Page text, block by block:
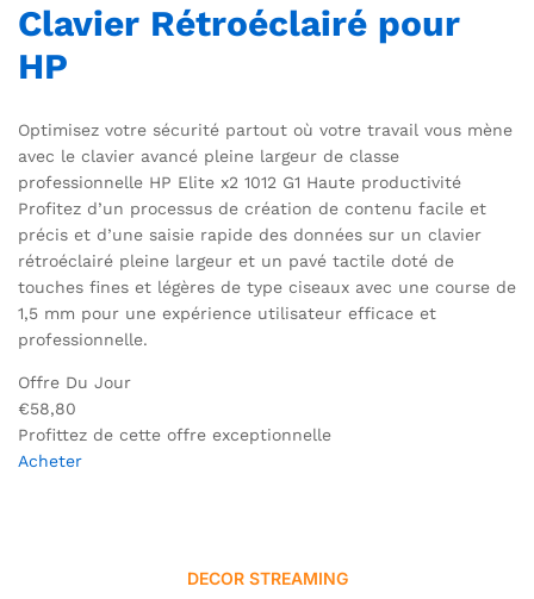
Clavier Rétroéclairé pour
HP
Optimisez votre sécurité partout où votre travail vous mène
avec le clavier avancé pleine largeur de classe
professionnelle HP Elite x2 1012 G1 Haute productivité
Profitez d’un processus de création de contenu facile et
précis et d’une saisie rapide des données sur un clavier
rétroéclairé pleine largeur et un pavé tactile doté de
touches fines et légères de type ciseaux avec une course de
1,5 mm pour une expérience utilisateur efficace et
professionnelle.
Offre Du Jour
€58,80
Profittez de cette offre exceptionnelle
Acheter
DECOR STREAMING